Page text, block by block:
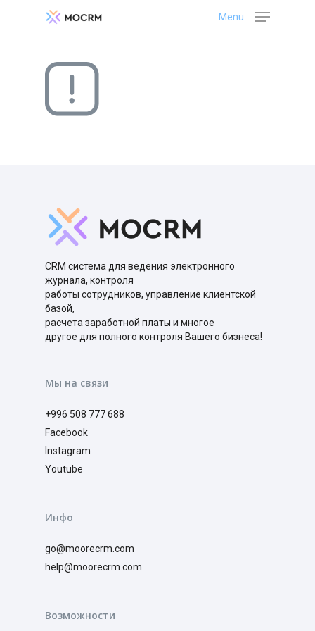
Menu
CRM система для ведения электронного
журнала, контроля
работы сотрудников, управление клиентской
базой,
расчета заработной платы и многое
другое для полного контроля Вашего бизнеса!
Мы на связи
+996 508 777 688
Facebook
Instagram
Youtube
Инфо
go@moorecrm.com
help@moorecrm.com
Возможности